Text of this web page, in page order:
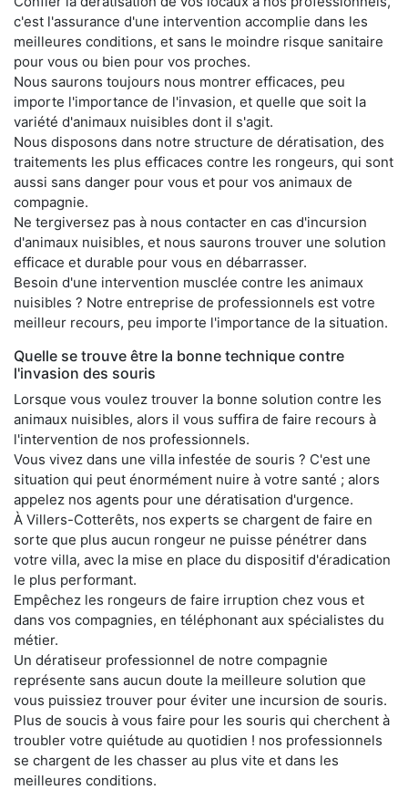
c'est l'assurance d'une intervention accomplie dans les
meilleures conditions, et sans le moindre risque sanitaire
pour vous ou bien pour vos proches.
Nous saurons toujours nous montrer efficaces, peu
importe l'importance de l'invasion, et quelle que soit la
variété d'animaux nuisibles dont il s'agit.
Nous disposons dans notre structure de dératisation, des
traitements les plus efficaces contre les rongeurs, qui sont
aussi sans danger pour vous et pour vos animaux de
compagnie.
Ne tergiversez pas à nous contacter en cas d'incursion
d'animaux nuisibles, et nous saurons trouver une solution
efficace et durable pour vous en débarrasser.
Besoin d'une intervention musclée contre les animaux
nuisibles ? Notre entreprise de professionnels est votre
meilleur recours, peu importe l'importance de la situation.
Quelle se trouve être la bonne technique contre
l'invasion des souris
Lorsque vous voulez trouver la bonne solution contre les
animaux nuisibles, alors il vous suffira de faire recours à
l'intervention de nos professionnels.
Vous vivez dans une villa infestée de souris ? C'est une
situation qui peut énormément nuire à votre santé ; alors
appelez nos agents pour une dératisation d'urgence.
À Villers-Cotterêts, nos experts se chargent de faire en
sorte que plus aucun rongeur ne puisse pénétrer dans
votre villa, avec la mise en place du dispositif d'éradication
le plus performant.
Empêchez les rongeurs de faire irruption chez vous et
dans vos compagnies, en téléphonant aux spécialistes du
métier.
Un dératiseur professionnel de notre compagnie
représente sans aucun doute la meilleure solution que
vous puissiez trouver pour éviter une incursion de souris.
Plus de soucis à vous faire pour les souris qui cherchent à
troubler votre quiétude au quotidien ! nos professionnels
se chargent de les chasser au plus vite et dans les
meilleures conditions.